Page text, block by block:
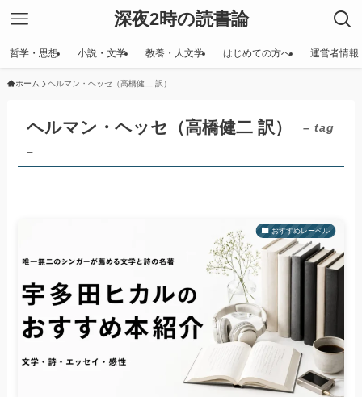
深夜2時の読書論
哲学・思想 小説・文学 教養・人文学 はじめての方へ 運営者情報
ホーム ヘルマン・ヘッセ（高橋健二 訳）
ヘルマン・ヘッセ（高橋健二 訳）
– tag
–
おすすめレーベル